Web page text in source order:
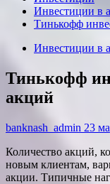
Инвестиции в
Тинькофф
Инвестиции в
Тинькофф
акций
banknash_admin 23
Количество акций,
новым клиентам,
акции. Типичные